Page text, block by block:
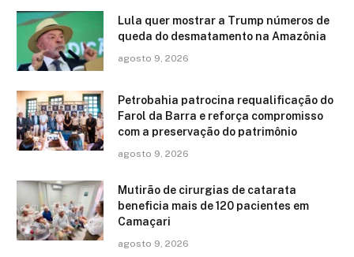
Lula quer mostrar a Trump números de
queda do desmatamento na Amazônia
agosto 9, 2026
Petrobahia patrocina requalificação do
Farol da Barra e reforça compromisso
com a preservação do patrimônio
agosto 9, 2026
Mutirão de cirurgias de catarata
beneficia mais de 120 pacientes em
Camaçari
agosto 9, 2026